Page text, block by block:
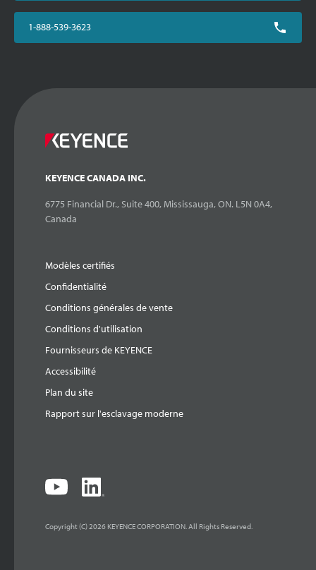
1-888-539-3623
KEYENCE CANADA INC.
6775 Financial Dr., Suite 400, Mississauga, ON. L5N 0A4,
Canada
Modèles certifiés
Confidentialité
Conditions générales de vente
Conditions d'utilisation
Fournisseurs de KEYENCE
Accessibilité
Plan du site
Rapport sur l'esclavage moderne
Copyright (C) 2026 KEYENCE CORPORATION. All Rights Reserved.